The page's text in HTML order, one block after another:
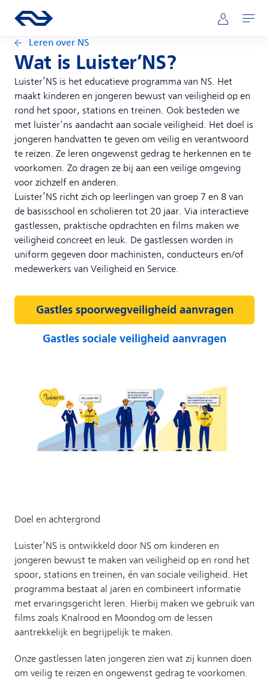
Hoofdnavigatie
Ga naar de homepage van ns.nl Mijn NS
Openen
Leren over NS
Wat is Luister’NS?
Luister’NS is het educatieve programma van NS. Het
maakt kinderen en jongeren bewust van veiligheid op en
rond het spoor, stations en treinen. Ook besteden we
met luister'ns aandacht aan sociale veiligheid. Het doel is
jongeren handvatten te geven om veilig en verantwoord
te reizen. Ze leren ongewenst gedrag te herkennen en te
voorkomen. Zo dragen ze bij aan een veilige omgeving
voor zichzelf en anderen.
Luister’NS richt zich op leerlingen van groep 7 en 8 van
de basisschool en scholieren tot 20 jaar. Via interactieve
gastlessen, praktische opdrachten en films maken we
veiligheid concreet en leuk. De gastlessen worden in
uniform gegeven door machinisten, conducteurs en/of
medewerkers van Veiligheid en Service.
Gastles spoorwegveiligheid aanvragen
Gastles sociale veiligheid aanvragen